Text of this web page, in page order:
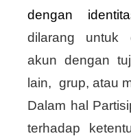
dengan
dilarang untuk
akun dengan
lain, grup, atau
Dalam hal
terhadap